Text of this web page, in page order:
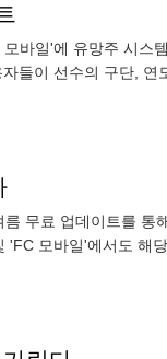
바일'에 유망주 시스
들이 선수의 구단, 연
무료 업데이트를 통
모바일'에서도 해당